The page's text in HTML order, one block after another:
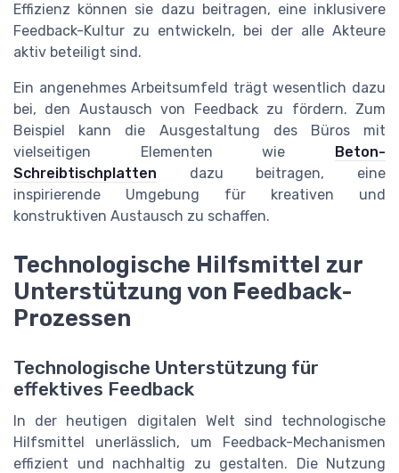
Effizienz können sie dazu beitragen, eine inklusivere
Feedback-Kultur zu entwickeln, bei der alle Akteure
aktiv beteiligt sind.
Ein angenehmes Arbeitsumfeld trägt wesentlich dazu
bei, den Austausch von Feedback zu fördern. Zum
Beispiel kann die Ausgestaltung des Büros mit
vielseitigen Elementen wie
Beton-
Schreibtischplatten dazu beitragen, eine
inspirierende Umgebung für kreativen und
konstruktiven Austausch zu schaffen.
Technologische Hilfsmittel zur
Unterstützung von Feedback-
Prozessen
Technologische Unterstützung für
effektives Feedback
In der heutigen digitalen Welt sind technologische
Hilfsmittel unerlässlich, um Feedback-Mechanismen
effizient und nachhaltig zu gestalten. Die Nutzung